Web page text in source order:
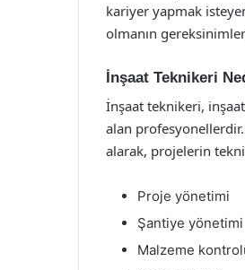
kariyer yapmak
olmanın
İnşaat Teknikeri
İnşaat teknikeri,
alan
alarak, projelerin
Proje yönetimi
Şantiye yönetimi
Malzeme